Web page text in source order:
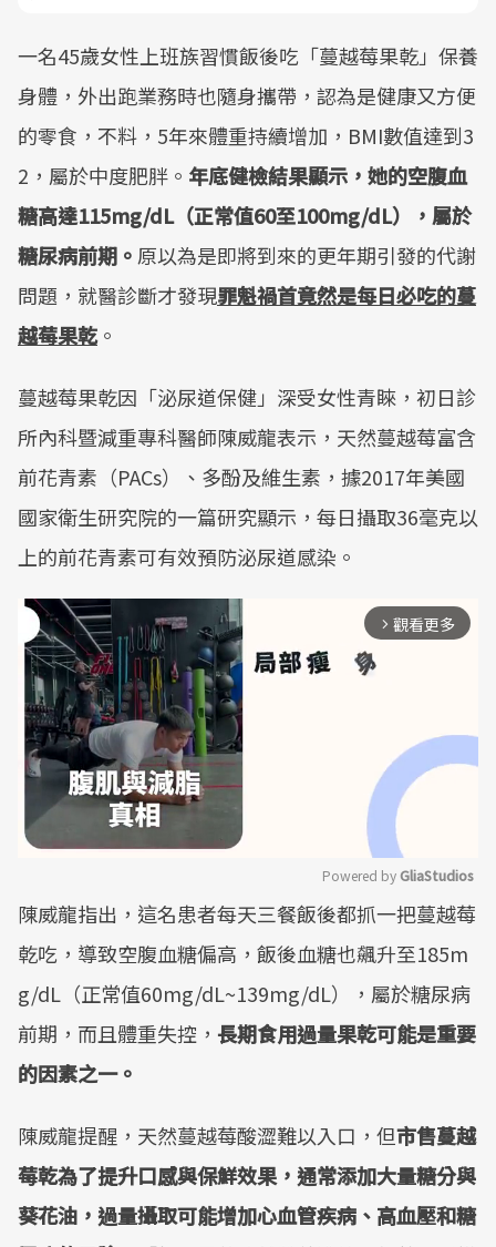
一名45歲女性上班族習慣飯後吃「蔓越莓果乾」保養
身體，外出跑業務時也隨身攜帶，認為是健康又方便
的零食，不料，5年來體重持續增加，BMI數值達到3
2，屬於中度肥胖。 年底健檢結果顯示，她的空腹血
糖高達115mg/dL（正常值60至100mg/dL），屬於
糖尿病前期。 原以為是即將到來的更年期引發的代謝
問題，就醫診斷才發現罪魁禍首竟然是每日必吃的蔓
越莓果乾。
蔓越莓果乾因「泌尿道保健」深受女性青睞，初日診
所內科暨減重專科醫師陳威龍表示，天然蔓越莓富含
前花青素（PACs）、多酚及維生素，據2017年美國
國家衛生研究院的一篇研究顯示，每日攝取36毫克以
上的前花青素可有效預防泌尿道感染。
arrow_forward_ios 觀看更多
Mute
Powered by GliaStudios
陳威龍指出，這名患者每天三餐飯後都抓一把蔓越莓
乾吃，導致空腹血糖偏高，飯後血糖也飆升至185m
g/dL（正常值60mg/dL~139mg/dL），屬於糖尿病
前期，而且體重失控， 長期食用過量果乾可能是重要
的因素之一。
陳威龍提醒，天然蔓越莓酸澀難以入口，但市售蔓越
莓乾為了提升口感與保鮮效果，通常添加大量糖分與
葵花油，過量攝取可能增加心血管疾病、高血壓和糖